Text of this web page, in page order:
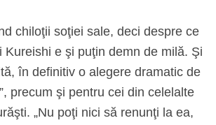
chiloţii soţiei sale, deci despre ce
e şi puţin demn de milă. Şi
în definitiv o alegere dramatic de
precum şi pentru cei din celelalte
„Nu poţi nici să renunţi la ea,